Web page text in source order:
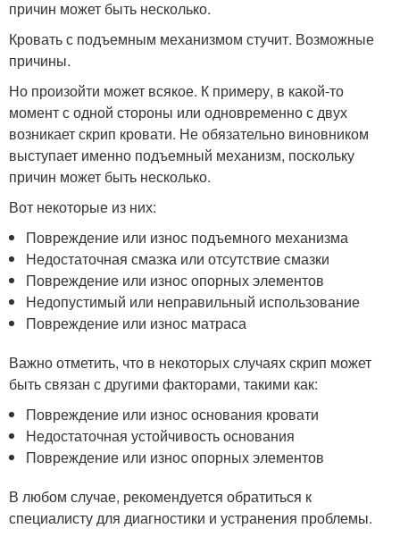
причин может быть несколько.
Кровать с подъемным механизмом стучит. Возможные
причины.
Но произойти может всякое. К примеру, в какой-то
момент с одной стороны или одновременно с двух
возникает скрип кровати. Не обязательно виновником
выступает именно подъемный механизм, поскольку
причин может быть несколько.
Вот некоторые из них:
Повреждение или износ подъемного механизма
Недостаточная смазка или отсутствие смазки
Повреждение или износ опорных элементов
Недопустимый или неправильный использование
Повреждение или износ матраса
Важно отметить, что в некоторых случаях скрип может
быть связан с другими факторами, такими как:
Повреждение или износ основания кровати
Недостаточная устойчивость основания
Повреждение или износ опорных элементов
В любом случае, рекомендуется обратиться к
специалисту для диагностики и устранения проблемы.